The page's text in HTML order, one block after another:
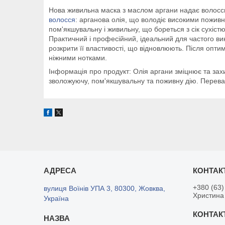
Нова живильна маска з маслом аргани надає
волосся: арганова олія, що володіє високими
пом'якшувальну і живильну, що бореться з сік
Практичний і професійний, ідеальний для частого
розкрити її властивості, що відновлюють. Після
ніжними нотками.
Інформація про продукт: Олія аргани зміцнює та
зволожуючу, пом'якшувальну та поживну дію.
вулиця Воїнів УПА 3, 80300, Жовква,
Україна
+380
Христина